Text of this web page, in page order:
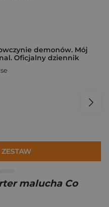
demonów. Mój
Oficjalny dziennik
malucha Co